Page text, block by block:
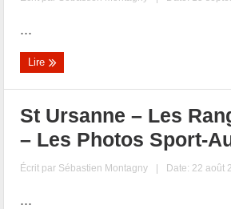
...
Lire
St Ursanne – Les
– Les Photos Sport-
Écrit par Sébastien Montagny | Date: 22 août
...